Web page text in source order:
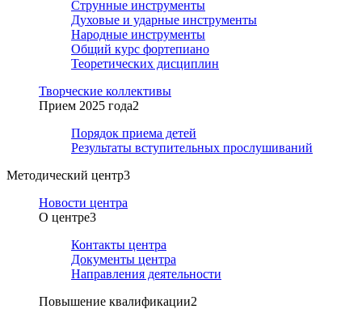
Струнные инструменты
Духовые и ударные инструменты
Народные инструменты
Общий курс фортепиано
Теоретических дисциплин
Творческие коллективы
Прием 2025 года2
Порядок приема детей
Результаты вступительных прослушиваний
Методический центр3
Новости центра
О центре3
Контакты центра
Документы центра
Направления деятельности
Повышение квалификации2